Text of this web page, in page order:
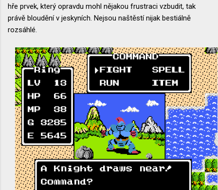
hře prvek, který opravdu mohl nějakou frustraci vzbudit, tak
právě bloudění v jeskyních. Nejsou naštěstí nijak bestiálně
rozsáhlé.